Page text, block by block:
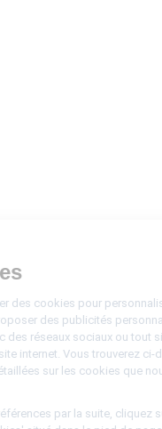
des Cookies
Nous pouvons utiliser des
site internet, vous proposer
permettre d'agir avec des
analyser le trafic du site
informations plus
Pour modifier vos